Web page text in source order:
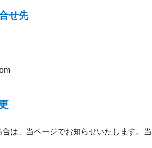
せ先
は、当ページでお知らせいたします。